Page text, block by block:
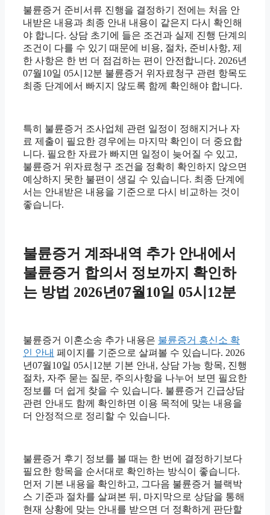
불륜증거 준비서류 진행을 결정하기 전에는 처음 안
내받은 내용과 최종 안내 내용이 같은지 다시 확인해
야 합니다. 상담 초기에 들은 조건과 실제 진행 단계의
조건이 다를 수 있기 때문에 비용, 절차, 준비사항, 제
한 사항은 한 번 더 점검하는 편이 안전합니다. 2026년
07월10일 05시12분 불륜증거 위자료청구 관련 항목도
최종 단계에서 빠지지 않도록 함께 확인해야 합니다.
특히 불륜증거 조사업체 관련 일정이 정해지거나 자
료 제출이 필요한 경우에는 마지막 확인이 더 중요합
니다. 필요한 자료가 빠지면 일정이 늦어질 수 있고,
불륜증거 위자료청구 조건을 정확히 확인하지 않으면
예상하지 못한 불편이 생길 수 있습니다. 최종 단계에
서는 안내받은 내용을 기준으로 다시 비교하는 것이
좋습니다.
불륜증거 계좌내역 추가 안내에서
불륜증거 합의서 정보까지 확인하
는 방법 2026년07월10일 05시12분
불륜증거 이혼소송 추가 내용은 불륜증거 흥신소 확
인 안내 페이지를 기준으로 살펴볼 수 있습니다. 2026
년07월10일 05시12분 기본 안내, 상담 가능 항목, 진행
절차, 자주 묻는 질문, 주의사항을 나누어 보면 필요한
정보를 더 쉽게 찾을 수 있습니다. 불륜증거 긴급상담
관련 안내도 함께 확인하면 이용 목적에 맞는 내용을
더 안정적으로 정리할 수 있습니다.
불륜증거 후기 정보를 볼 때는 한 번에 결정하기보다
필요한 항목을 순서대로 확인하는 방식이 좋습니다.
먼저 기본 내용을 확인하고, 그다음 불륜증거 블랙박
스 기준과 절차를 살펴본 뒤, 마지막으로 상담을 통해
현재 상황에 맞는 안내를 받으면 더 정확하게 판단할